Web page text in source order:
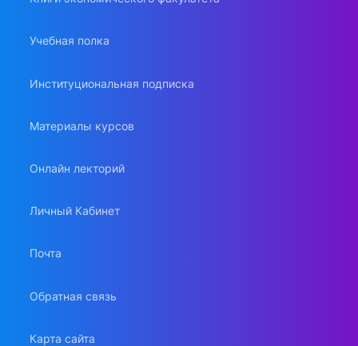
Учебная полка
Институциональная подписка
Материалы курсов
Онлайн лекторий
Личный Кабинет
Почта
Обратная связь
Карта сайта